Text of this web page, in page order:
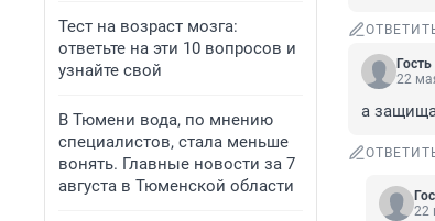
Тест на возраст мозга:
ответьте на эти 10 вопросов и
узнайте свой
В Тюмени вода, по мнению
специалистов, стала меньше
вонять. Главные новости за 7
августа в Тюменской области
Гость
22
а
22